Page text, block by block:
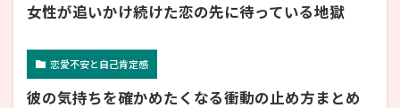
女性が追いかけ続けた恋の先に待っている地獄
恋愛不安と自己肯定感
彼の気持ちを確かめたくなる衝動の止め方まとめ